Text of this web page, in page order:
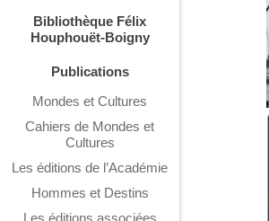
Bibliothèque Félix
Houphouët-Boigny
Publications
Mondes et Cultures
Cahiers de Mondes et
Cultures
Les éditions de l’Académie
Hommes et Destins